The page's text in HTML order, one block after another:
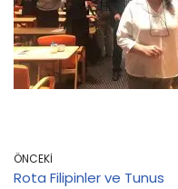
ÖNCEKI
Rota Filipinler ve Tunus